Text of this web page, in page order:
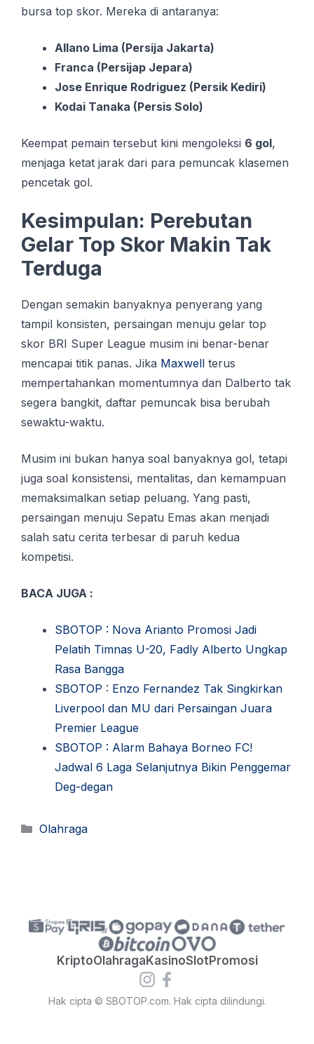
bursa top skor. Mereka di antaranya:
Allano Lima (Persija Jakarta)
Franca (Persijap Jepara)
Jose Enrique Rodriguez (Persik Kediri)
Kodai Tanaka (Persis Solo)
Keempat pemain tersebut kini mengoleksi 6 gol,
menjaga ketat jarak dari para pemuncak klasemen
pencetak gol.
Kesimpulan: Perebutan
Gelar Top Skor Makin Tak
Terduga
Dengan semakin banyaknya penyerang yang
tampil konsisten, persaingan menuju gelar top
skor BRI Super League musim ini benar-benar
mencapai titik panas. Jika Maxwell terus
mempertahankan momentumnya dan Dalberto tak
segera bangkit, daftar pemuncak bisa berubah
sewaktu-waktu.
Musim ini bukan hanya soal banyaknya gol, tetapi
juga soal konsistensi, mentalitas, dan kemampuan
memaksimalkan setiap peluang. Yang pasti,
persaingan menuju Sepatu Emas akan menjadi
salah satu cerita terbesar di paruh kedua
kompetisi.
BACA JUGA :
SBOTOP : Nova Arianto Promosi Jadi
Pelatih Timnas U-20, Fadly Alberto Ungkap
Rasa Bangga
SBOTOP : Enzo Fernandez Tak Singkirkan
Liverpool dan MU dari Persaingan Juara
Premier League
SBOTOP : Alarm Bahaya Borneo FC!
Jadwal 6 Laga Selanjutnya Bikin Penggemar
Deg-degan
Kategori
Olahraga
KriptoOlahraga KasinoSlotPromosi
Hak cipta © SBOTOP.com. Hak cipta dilindungi.